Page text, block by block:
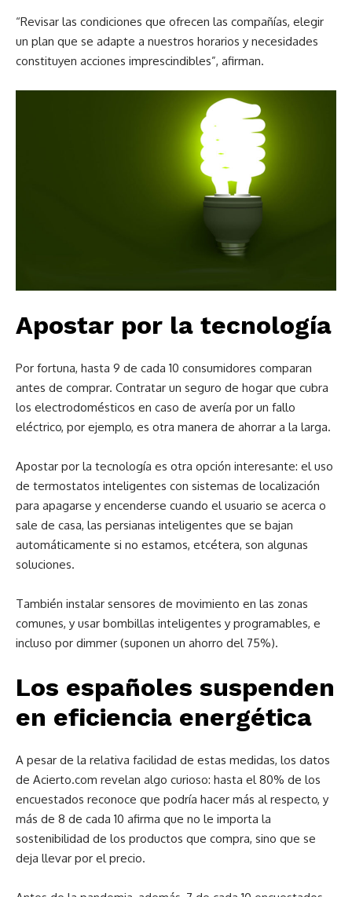
“Revisar las condiciones que ofrecen las compañías, elegir
un plan que se adapte a nuestros horarios y necesidades
constituyen acciones imprescindibles”, afirman.
Apostar por la tecnología
Por fortuna, hasta 9 de cada 10 consumidores comparan
antes de comprar. Contratar un seguro de hogar que cubra
los electrodomésticos en caso de avería por un fallo
eléctrico, por ejemplo, es otra manera de ahorrar a la larga.
Apostar por la tecnología es otra opción interesante: el uso
de termostatos inteligentes con sistemas de localización
para apagarse y encenderse cuando el usuario se acerca o
sale de casa, las persianas inteligentes que se bajan
automáticamente si no estamos, etcétera, son algunas
soluciones.
También instalar sensores de movimiento en las zonas
comunes, y usar bombillas inteligentes y programables, e
incluso por dimmer (suponen un ahorro del 75%).
Los españoles suspenden
en eficiencia energética
A pesar de la relativa facilidad de estas medidas, los datos
de Acierto.com revelan algo curioso: hasta el 80% de los
encuestados reconoce que podría hacer más al respecto, y
más de 8 de cada 10 afirma que no le importa la
sostenibilidad de los productos que compra, sino que se
deja llevar por el precio.